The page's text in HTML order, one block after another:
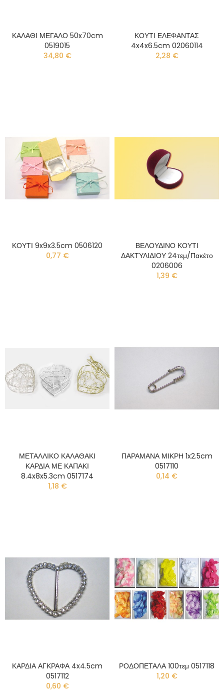
ΚΑΛΑΘΙ ΜΕΓΑΛΟ 50x70cm
0519015
34,80 €
ΚΟΥΤΙ ΕΛΕΦΑΝΤΑΣ
4x4x6.5cm 02060114
2,28 €
ΚΟΥΤΙ 9x9x3.5cm 0506120
0,77 €
ΒΕΛΟΥΔΙΝΟ ΚΟΥΤΙ
ΔΑΚΤΥΛΙΔΙΟΥ 24τεμ/πακέτο
0206006
1,39 €
ΜΕΤΑΛΛΙΚΟ ΚΑΛΑΘΑΚΙ
ΚΑΡΔΙΑ ΜΕ ΚΑΠΑΚΙ
8.4x8x5.3cm 0517174
1,18 €
ΠΑΡΑΜΑΝΑ ΜΙΚΡΗ 1x2.5cm
0517110
0,14 €
ΚΑΡΔΙΑ ΑΓΚΡΑΦΑ 4x4.5cm
0517112
0,60 €
ΡΟΔΟΠΕΤΑΛΑ 100τεμ 0517118
1,20 €